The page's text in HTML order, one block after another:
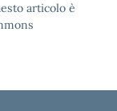
articolo è